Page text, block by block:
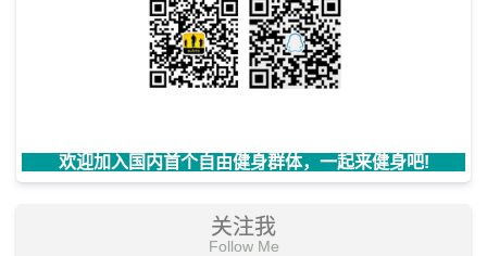
欢迎加入国内首个自由健身群体，一起来健身吧!
关注我
Follow Me